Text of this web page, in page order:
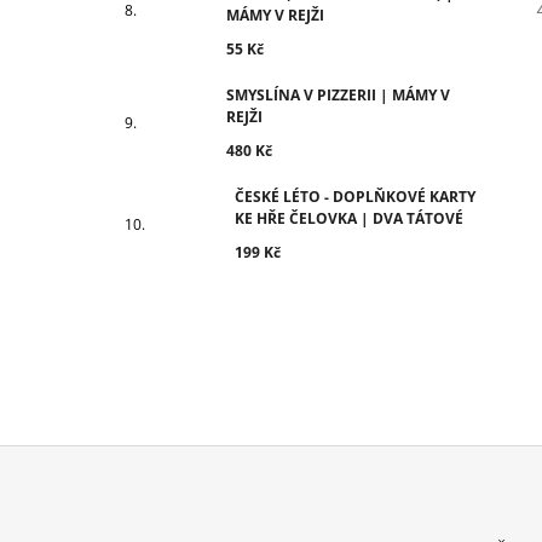
MÁMY V REJŽI
55 Kč
SMYSLÍNA V PIZZERII | MÁMY V
REJŽI
480 Kč
ČESKÉ LÉTO - DOPLŇKOVÉ KARTY
KE HŘE ČELOVKA | DVA TÁTOVÉ
199 Kč